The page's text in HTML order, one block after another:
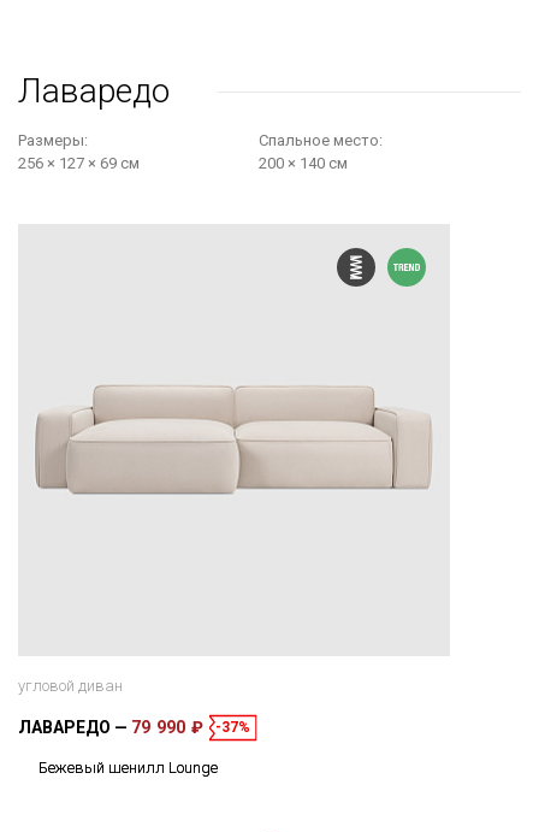
Лаваредо
Размеры:
256 × 127 × 69 см
Cпальное место:
200 × 140 см
угловой диван
ЛАВАРЕДО 79 990 ₽ -37%
Бежевый шенилл Lounge